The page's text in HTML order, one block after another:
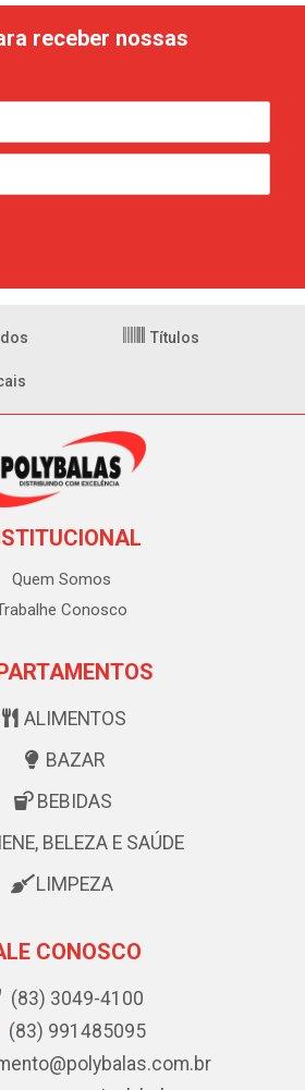
receber nossas
Títulos
Quem Somos
Conosco
ALIMENTOS
BAZAR
BEBIDAS
BELEZA E SAÚDE
LIMPEZA
CONOSCO
(83) 3049-4100
(83) 991485095